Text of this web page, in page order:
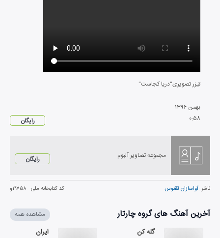
تیزر تصویری"دریا کجاست"
بهمن ۱۳۹۶
۰:۵۸ رایگان
مجموعه تصاویر آلبوم رایگان
ناشر :آواسازان ققنوس کد کتابخانه ملی: ۱۹۷۵۸و
آخرین آهنگ های گروه چارتار مشاهده همه
گله کن ایران